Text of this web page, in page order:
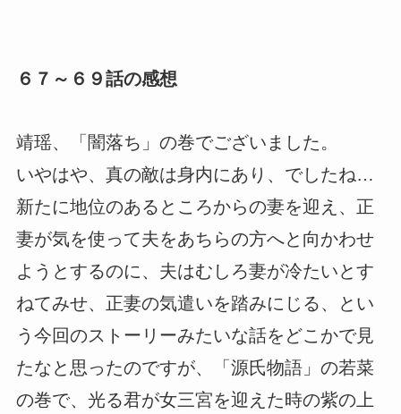
６７～６９話の感想
靖瑶、「闇落ち」の巻でございました。
いやはや、真の敵は身内にあり、でしたね…
新たに地位のあるところからの妻を迎え、正
妻が気を使って夫をあちらの方へと向かわせ
ようとするのに、夫はむしろ妻が冷たいとす
ねてみせ、正妻の気遣いを踏みにじる、とい
う今回のストーリーみたいな話をどこかで見
たなと思ったのですが、「源氏物語」の若菜
の巻で、光る君が女三宮を迎えた時の紫の上